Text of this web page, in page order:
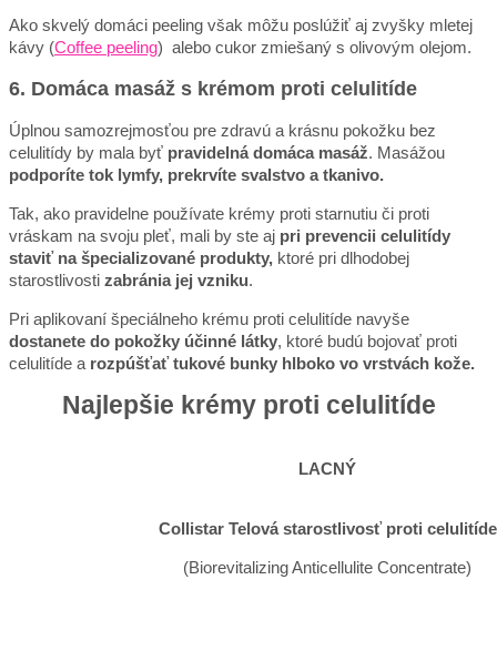
Ako skvelý domáci peeling však môžu poslúžiť aj zvyšky mletej
kávy (Coffee peeling) alebo cukor zmiešaný s olivovým olejom.
6. Domáca masáž s krémom proti celulitíde
Úplnou samozrejmosťou pre zdravú a krásnu pokožku bez
celulitídy by mala byť pravidelná domáca masáž. Masážou
podporíte tok lymfy, prekrvíte svalstvo a tkanivo.
Tak, ako pravidelne používate krémy proti starnutiu či proti
vráskam na svoju pleť, mali by ste aj pri prevencii celulitídy
staviť na špecializované produkty, ktoré pri dlhodobej
starostlivosti zabránia jej vzniku.
Pri aplikovaní špeciálneho krému proti celulitíde navyše
dostanete do pokožky účinné látky, ktoré budú bojovať proti
celulitíde a rozpúšťať tukové bunky hlboko vo vrstvách kože.
Najlepšie krémy proti celulitíde
LACNÝ
Collistar Telová starostlivosť proti celulitíde
(Biorevitalizing Anticellulite Concentrate)